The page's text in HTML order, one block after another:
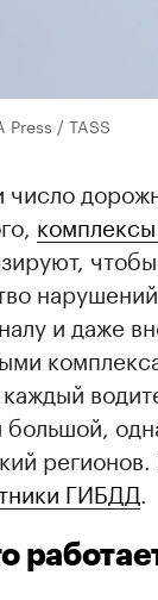
Press / TASS
и даже
ГИБДД